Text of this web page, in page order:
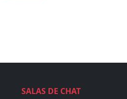
SALAS DE CHAT